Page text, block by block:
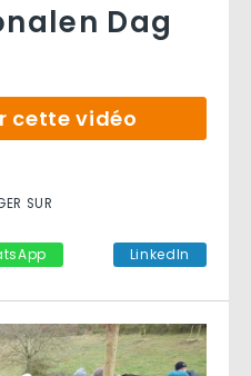
Dag
cette vidéo
SUR
LinkedIn